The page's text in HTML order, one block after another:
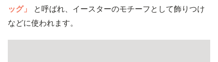
ッグ」
と呼ばれ、イースターのモチーフとして飾りつけ
などに使われます。